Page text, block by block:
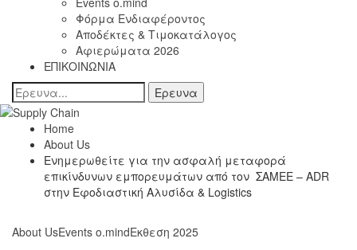
Φόρμα Ενδιαφέροντος
Αποδέκτες & Τιμοκατάλογος
Αφιερώματα 2026
ΕΠΙΚΟΙΝΩΝΙΑ
Home
About Us
Ενημερωθείτε για την ασφαλή μεταφορά
επικίνδυνων εμπορευμάτων από τον ΣΑΜΕΕ – ADR
στην Εφοδιαστική Αλυσίδα & Logistics
About UsEvents o.mindΕκθεση 2025